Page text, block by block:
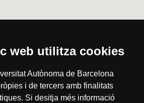
web utilitza cookies
Autònoma de Barcelona
i de tercers amb finalitats
Si desitja més informació